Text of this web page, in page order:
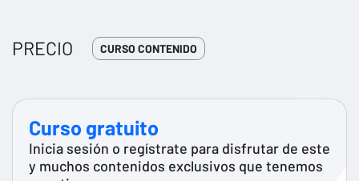
PRECIO CURSO CONTENIDO
Curso gratuito
Inicia sesión o regístrate para disfrutar de este
y muchos contenidos exclusivos que tenemos